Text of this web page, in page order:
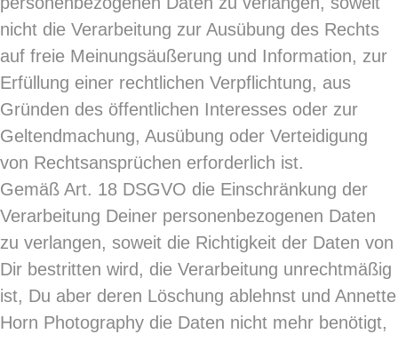
nicht die Verarbeitung zur Ausübung des Rechts
auf freie Meinungsäußerung und Information, zur
Erfüllung einer rechtlichen Verpflichtung, aus
Gründen des öffentlichen Interesses oder zur
Geltendmachung, Ausübung oder Verteidigung
von Rechtsansprüchen erforderlich ist.
Gemäß Art. 18 DSGVO die Einschränkung der
Verarbeitung Deiner personenbezogenen Daten
zu verlangen, soweit die Richtigkeit der Daten von
Dir bestritten wird, die Verarbeitung unrechtmäßig
ist, Du aber deren Löschung ablehnst und Annette
Horn Photography die Daten nicht mehr benötigt,